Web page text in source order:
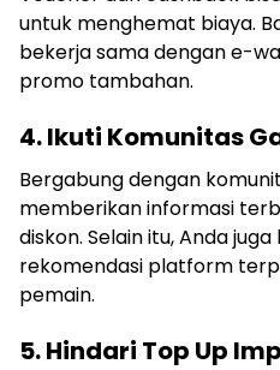
untuk menghemat biaya.
bekerja sama dengan e-
promo tambahan.
4. Ikuti Komunitas
Bergabung dengan
memberikan informasi
diskon. Selain itu, Anda
rekomendasi platform
pemain.
5. Hindari Top Up